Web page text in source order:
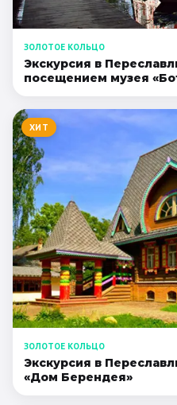
ЗОЛОТОЕ КОЛЬЦО
Экскурсия в
посещением музея
ХИТ
ЗОЛОТОЕ КОЛЬЦО
Экскурсия в
«Дом Берендея»